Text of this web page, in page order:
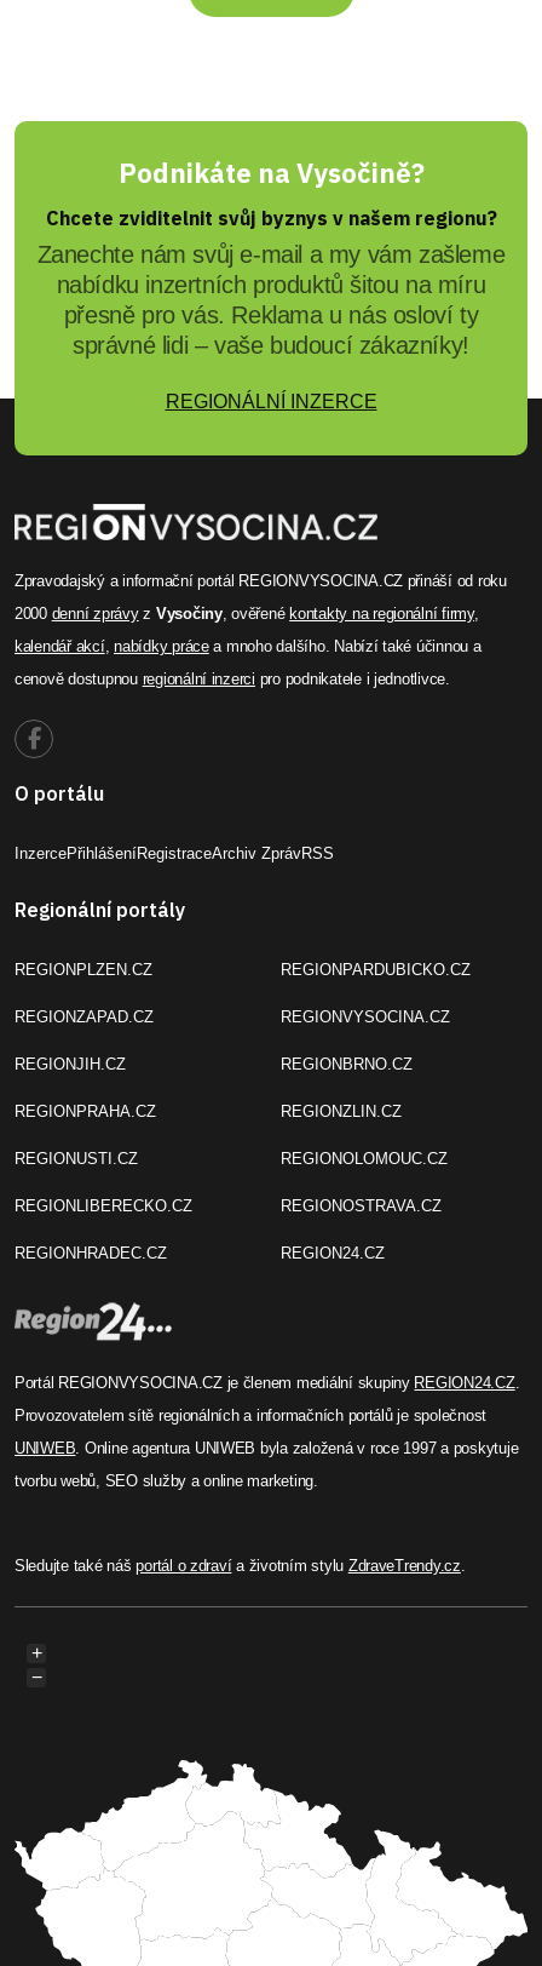
Podnikáte na Vysočině?
Chcete zviditelnit svůj byznys v našem regionu?
Zanechte nám svůj e-mail a my vám zašleme
nabídku inzertních produktů šitou na míru
přesně pro vás. Reklama u nás osloví ty
správné lidi – vaše budoucí zákazníky!
REGIONÁLNÍ INZERCE
Zpravodajský a informační portál REGIONVYSOCINA.CZ přináší od roku
2000 denní zprávyz Vysočiny, ověřenékontakty na regionální firmy,
kalendář akcí,nabídky prácea mnoho dalšího. Nabízí také účinnou a
cenově dostupnou regionální inzerci pro podnikatele i jednotlivce.
O portálu
InzercePřihlášeníRegistraceArchiv ZprávRSS
Regionální portály
REGIONPLZEN.CZ
REGIONZAPAD.CZ
REGIONJIH.CZ
REGIONPRAHA.CZ
REGIONUSTI.CZ
REGIONLIBERECKO.CZ
REGIONHRADEC.CZ
REGIONPARDUBICKO.CZ
REGIONVYSOCINA.CZ
REGIONBRNO.CZ
REGIONZLIN.CZ
REGIONOLOMOUC.CZ
REGIONOSTRAVA.CZ
REGION24.CZ
Portál REGIONVYSOCINA.CZ je členem mediální skupiny REGION24.CZ.
Provozovatelem sítě regionálních a informačních portálů je společnost
UNIWEB . Online agentura UNIWEB byla založená v roce 1997 a poskytuje
tvorbu webů, SEO služby a online marketing.
Sledujte také nášportál o zdravía životním stylu ZdraveTrendy.cz
+
−